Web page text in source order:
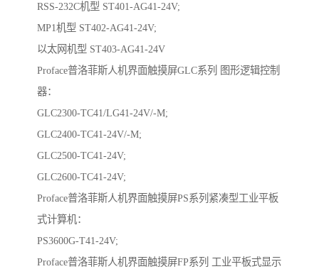
RSS-232C机型 ST401-AG41-24V;
MP1机型 ST402-AG41-24V;
以太网机型 ST403-AG41-24V
Proface普洛菲斯人机界面触摸屏GLC系列 图形逻辑控制
器：
GLC2300-TC41/LG41-24V/-M;
GLC2400-TC41-24V/-M;
GLC2500-TC41-24V;
GLC2600-TC41-24V;
Proface普洛菲斯人机界面触摸屏PS系列紧凑型工业平板
式计算机：
PS3600G-T41-24V;
Proface普洛菲斯人机界面触摸屏FP系列 工业平板式显示